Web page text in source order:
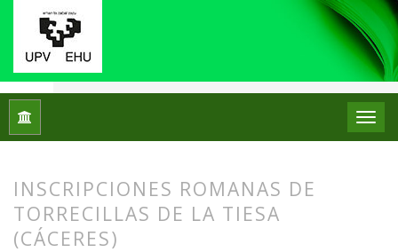
Inicio Núm. 41 (2024): Transformaciones de los
INSCRIPCIONES ROMANAS DE
TORRECILLAS DE LA TIESA
(CÁCERES)